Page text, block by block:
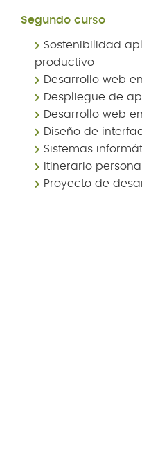
Segundo curso
Sostenibilidad
productivo
Desarrollo web
Despliegue de
Desarrollo web
Diseño de
Sistemas
Itinerario
Proyecto de